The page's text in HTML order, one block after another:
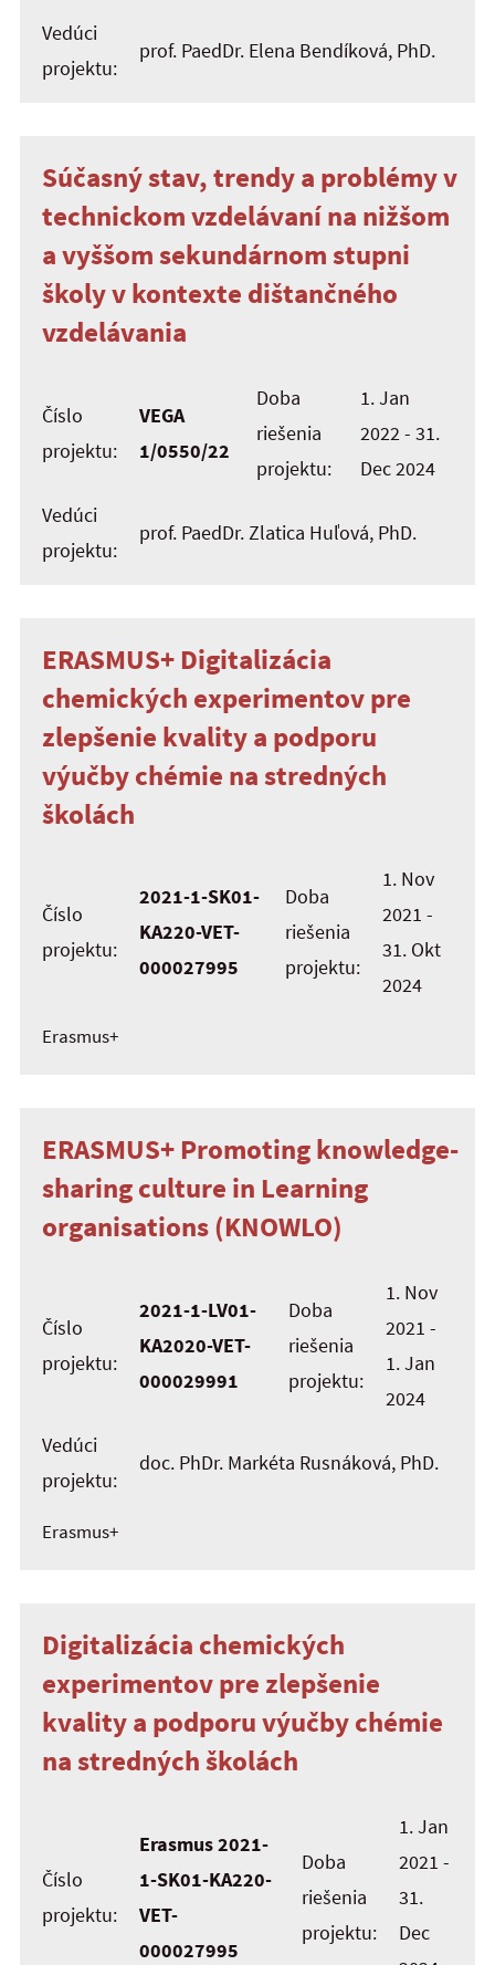
Vedúci
projektu:
prof. PaedDr. Elena Bendíková, PhD.
Súčasný stav, trendy a problémy v
technickom vzdelávaní na nižšom
a vyššom sekundárnom stupni
školy v kontexte dištančného
vzdelávania
Číslo
projektu:
VEGA
1/0550/22
Doba
riešenia
projektu:
1. Jan
2022 - 31.
Dec 2024
Vedúci
projektu:
prof. PaedDr. Zlatica Huľová, PhD.
ERASMUS+ Digitalizácia
chemických experimentov pre
zlepšenie kvality a podporu
výučby chémie na stredných
školách
Číslo
projektu:
2021-1-SK01-
KA220-VET-
000027995
Doba
riešenia
projektu:
1. Nov
2021 -
31. Okt
2024
Erasmus+
ERASMUS+ Promoting knowledge-
sharing culture in Learning
organisations (KNOWLO)
Číslo
projektu:
2021-1-LV01-
KA2020-VET-
000029991
Doba
riešenia
projektu:
1. Nov
2021 -
1. Jan
2024
Vedúci
projektu:
doc. PhDr. Markéta Rusnáková, PhD.
Erasmus+
Digitalizácia chemických
experimentov pre zlepšenie
kvality a podporu výučby chémie
na stredných školách
Číslo
projektu:
Erasmus 2021-
1-SK01-KA220-
VET-
000027995
Doba
riešenia
projektu:
1. Jan
2021 -
31.
Dec